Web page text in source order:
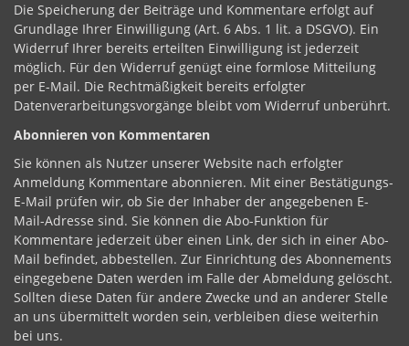
Die Speicherung der Beiträge und Kommentare erfolgt auf
Grundlage Ihrer Einwilligung (Art. 6 Abs. 1 lit. a DSGVO). Ein
Widerruf Ihrer bereits erteilten Einwilligung ist jederzeit
möglich. Für den Widerruf genügt eine formlose Mitteilung
per E-Mail. Die Rechtmäßigkeit bereits erfolgter
Datenverarbeitungsvorgänge bleibt vom Widerruf unberührt.
Abonnieren von Kommentaren
Sie können als Nutzer unserer Website nach erfolgter
Anmeldung Kommentare abonnieren. Mit einer Bestätigungs-
E-Mail prüfen wir, ob Sie der Inhaber der angegebenen E-
Mail-Adresse sind. Sie können die Abo-Funktion für
Kommentare jederzeit über einen Link, der sich in einer Abo-
Mail befindet, abbestellen. Zur Einrichtung des Abonnements
eingegebene Daten werden im Falle der Abmeldung gelöscht.
Sollten diese Daten für andere Zwecke und an anderer Stelle
an uns übermittelt worden sein, verbleiben diese weiterhin
bei uns.